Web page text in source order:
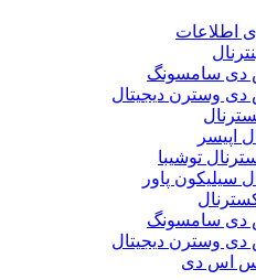
اطلاعات
دی سامسونگ
وسترن دیجیتال
اپیسر
توشیبا
سیلیکون پاور
دی سامسونگ
وسترن دیجیتال
اس اس دی